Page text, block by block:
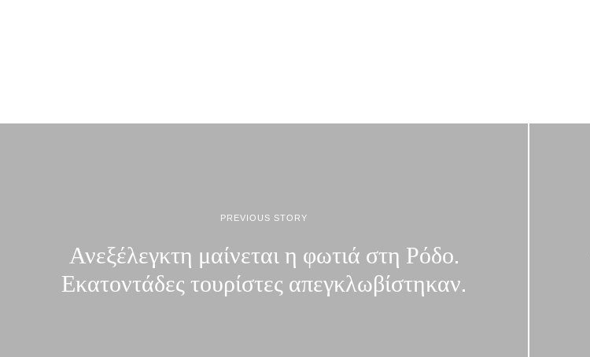
PREVIOUS STORY
Ανεξέλεγκτη μαίνεται η φωτιά στη Ρόδο.
Εκατοντάδες τουρίστες απεγκλωβίστηκαν.